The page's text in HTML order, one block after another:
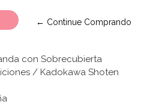
← Continue Comprando
con Sobrecubierta
/ Kadokawa Shoten